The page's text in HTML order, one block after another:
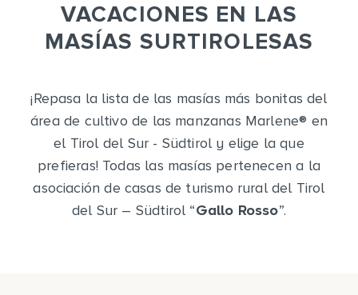
VACACIONES EN LAS
MASÍAS SURTIROLESAS
¡Repasa la lista de las masías más bonitas del
área de cultivo de las manzanas Marlene® en
el Tirol del Sur - Südtirol y elige la que
prefieras! Todas las masías pertenecen a la
asociación de casas de turismo rural del Tirol
del Sur – Südtirol “Gallo Rosso”.